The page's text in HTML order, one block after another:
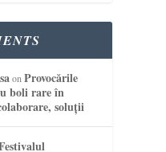
onProvocările
boli rare în
soluții